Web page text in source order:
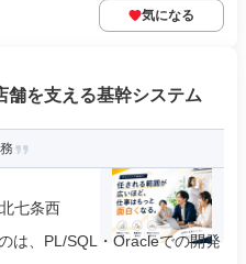
気になる
舗を支える基幹システム
七条西
は、PL/SQL・Oracleでの開発